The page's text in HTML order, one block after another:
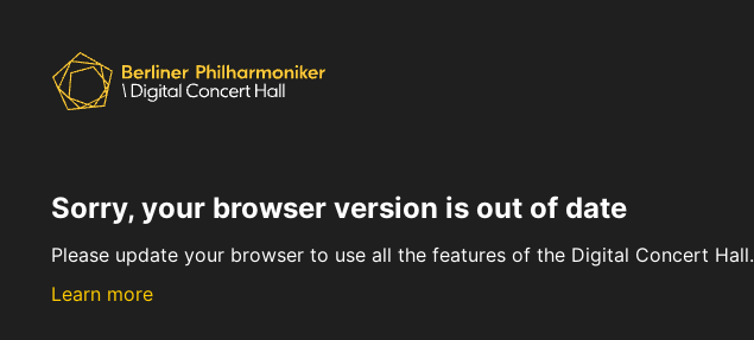
Sorry, your browser version is out of date
Please update your browser to use all the features of the Digital Concert Hall.
Learn more